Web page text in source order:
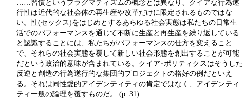
……習慣というプラグマティズムの概念とは異なり、クイアな行為遂
行性は近代的な社会体の再生産や改革だけに限定されるものではな
い。性(セックス)をはじめとするあらゆる社会実態は私たちの日常生
活でのパフォーマンスを通じて不断に生産と再生産を繰り返している
と認識することには、私たちがパフォーマンスの仕方を変えること
で、それらの社会実態を覆して新しい社会形態を創出することが可能
だという政治的意味が含まれている。クイア･ポリティクスはそうした
反逆と創造の行為遂行的な集団的プロジェクトの格好の例だといえ
る。それは同性愛的アイデンティティの肯定ではなく、アイデンティ
ティ一般の論理を覆すものだ。 (p. 31)